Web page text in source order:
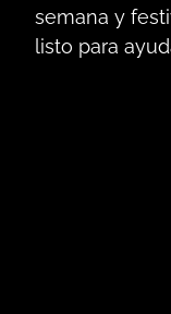
semana y
listo para